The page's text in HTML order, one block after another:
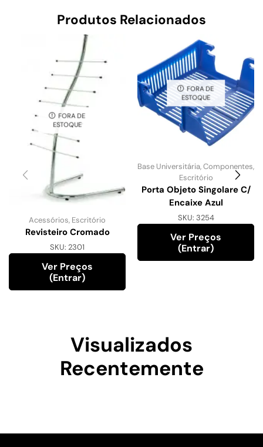
Produtos Relacionados
FORA DE
ESTOQUE
Acessórios, Escritório
Revisteiro Cromado
SKU: 2301
Ver Preços
(entrar)
FORA DE
ESTOQUE
Base Universitária,Componentes,
Escritório
Porta Objeto Singolare C/
Encaixe Azul
SKU: 3254
Ver Preços
(entrar)
Visualizados
Recentemente